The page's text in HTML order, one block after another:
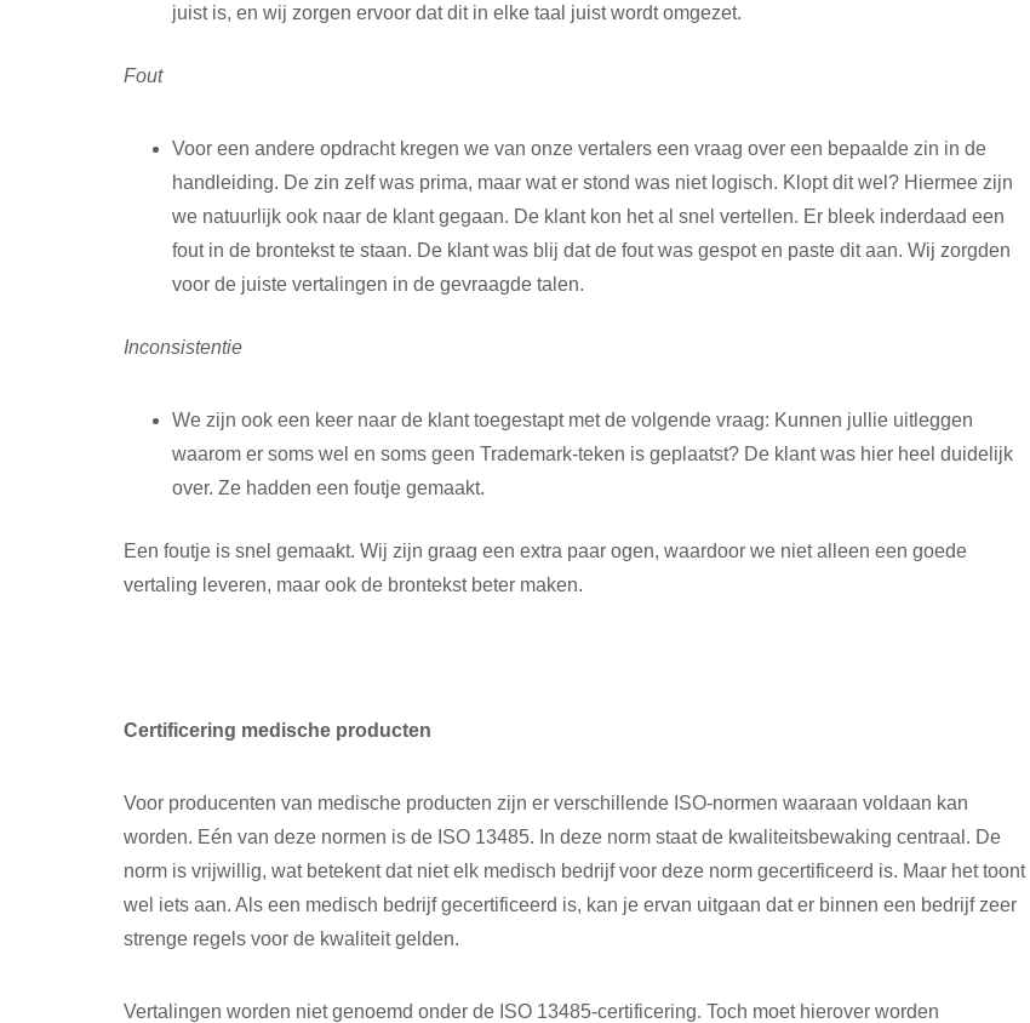
juist is, en wij zorgen ervoor dat dit in elke taal juist wordt omgezet.
Fout
Voor een andere opdracht kregen we van onze vertalers een vraag over een bepaalde zin in de
handleiding. De zin zelf was prima, maar wat er stond was niet logisch. Klopt dit wel? Hiermee zijn
we natuurlijk ook naar de klant gegaan. De klant kon het al snel vertellen. Er bleek inderdaad een
fout in de brontekst te staan. De klant was blij dat de fout was gespot en paste dit aan. Wij zorgden
voor de juiste vertalingen in de gevraagde talen.
Inconsistentie
We zijn ook een keer naar de klant toegestapt met de volgende vraag: Kunnen jullie uitleggen
waarom er soms wel en soms geen Trademark-teken is geplaatst? De klant was hier heel duidelijk
over. Ze hadden een foutje gemaakt.
Een foutje is snel gemaakt. Wij zijn graag een extra paar ogen, waardoor we niet alleen een goede
vertaling leveren, maar ook de brontekst beter maken.
Certificering medische producten
Voor producenten van medische producten zijn er verschillende ISO-normen waaraan voldaan kan
worden. Eén van deze normen is de ISO 13485. In deze norm staat de kwaliteitsbewaking centraal. De
norm is vrijwillig, wat betekent dat niet elk medisch bedrijf voor deze norm gecertificeerd is. Maar het toont
wel iets aan. Als een medisch bedrijf gecertificeerd is, kan je ervan uitgaan dat er binnen een bedrijf zeer
strenge regels voor de kwaliteit gelden.
Vertalingen worden niet genoemd onder de ISO 13485-certificering. Toch moet hierover worden